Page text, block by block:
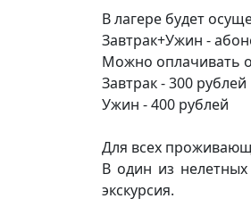
В лагере будет
Завтрак+Ужин -
Можно оплачивать
Завтрак - 300 рублей
Ужин - 400 рублей
Для всех
В один из
экскурсия.